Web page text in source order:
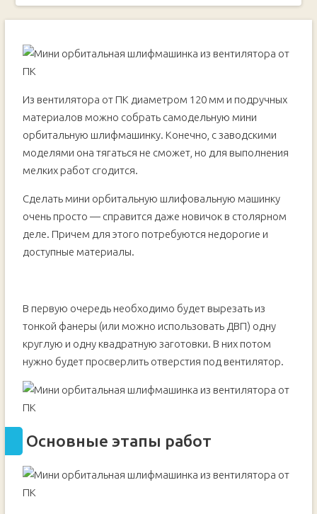
Из вентилятора от ПК диаметром 120 мм и подручных
материалов можно собрать самодельную мини
орбитальную шлифмашинку. Конечно, с заводскими
моделями она тягаться не сможет, но для выполнения
мелких работ сгодится.
Сделать мини орбитальную шлифовальную машинку
очень просто — справится даже новичок в столярном
деле. Причем для этого потребуются недорогие и
доступные материалы.
В первую очередь необходимо будет вырезать из
тонкой фанеры (или можно использовать ДВП) одну
круглую и одну квадратную заготовки. В них потом
нужно будет просверлить отверстия под вентилятор.
Основные этапы работ